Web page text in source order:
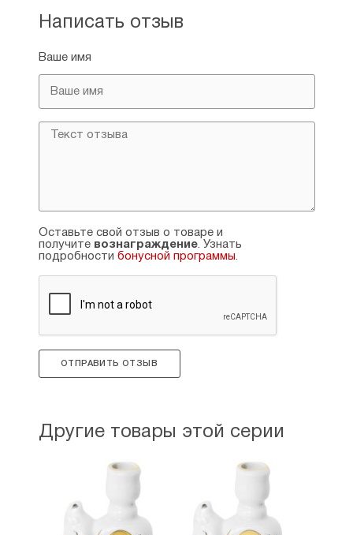
Написать отзыв
Ваше имя
Оставьте свой отзыв о товаре и
получите вознаграждение. Узнать
подробности бонусной программы.
ОТПРАВИТЬ ОТЗЫВ
Другие товары этой серии